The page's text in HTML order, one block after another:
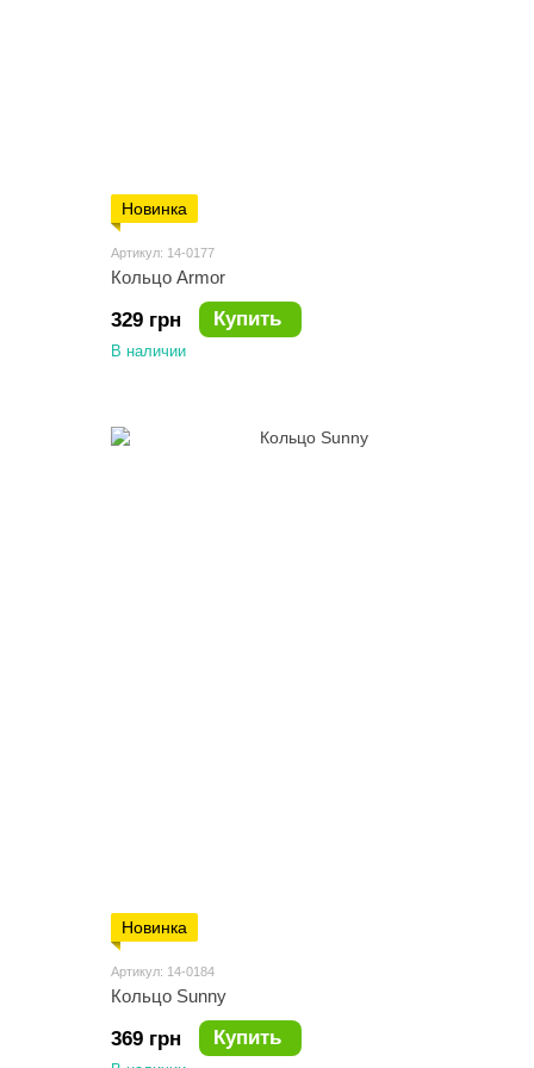
Новинка
Артикул: 14-0177
Кольцо Armor
329 грн Купить
В наличии
Новинка
Артикул: 14-0184
Кольцо Sunny
369 грн Купить